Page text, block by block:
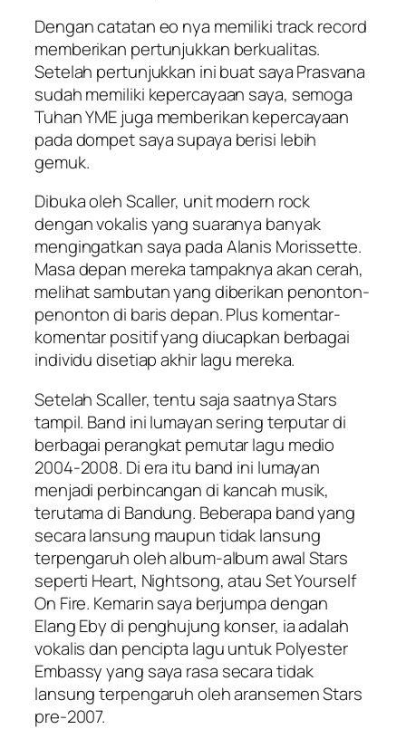
Dengan catatan eo nya memiliki track record
memberikan pertunjukkan berkualitas.
Setelah pertunjukkan ini buat saya Prasvana
sudah memiliki kepercayaan saya, semoga
Tuhan YME juga memberikan kepercayaan
pada dompet saya supaya berisi lebih
gemuk.
Dibuka oleh Scaller, unit modern rock
dengan vokalis yang suaranya banyak
mengingatkan saya pada Alanis Morissette.
Masa depan mereka tampaknya akan cerah,
melihat sambutan yang diberikan penonton-
penonton di baris depan. Plus komentar-
komentar positif yang diucapkan berbagai
individu disetiap akhir lagu mereka.
Setelah Scaller, tentu saja saatnya Stars
tampil. Band ini lumayan sering terputar di
berbagai perangkat pemutar lagu medio
2004-2008. Di era itu band ini lumayan
menjadi perbincangan di kancah musik,
terutama di Bandung. Beberapa band yang
secara lansung maupun tidak lansung
terpengaruh oleh album-album awal Stars
seperti Heart, Nightsong, atau Set Yourself
On Fire. Kemarin saya berjumpa dengan
Elang Eby di penghujung konser, ia adalah
vokalis dan pencipta lagu untuk Polyester
Embassy yang saya rasa secara tidak
lansung terpengaruh oleh aransemen Stars
pre-2007.